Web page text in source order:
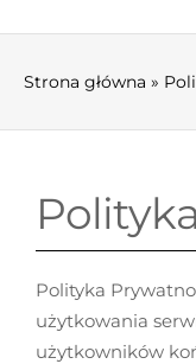
O ZWIĄZKU
DO POBRANIA
RODO
Strona główna »
Polityka
użytkowania
użytkowników